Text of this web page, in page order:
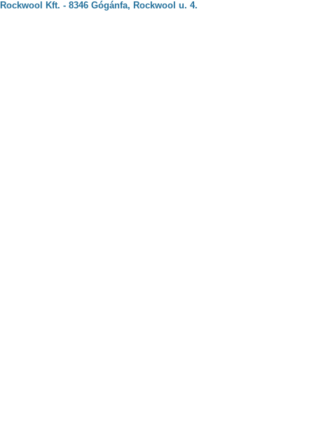
Rockwool Kft. - 8346 Gógánfa, Rockwool u. 4.